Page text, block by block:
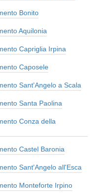
Bonito
Aquilonia
Capriglia Irpina
Caposele
Sant'Angelo a Scala
Santa Paolina
Conza della
Castel Baronia
Sant'Angelo all'Esca
Monteforte Irpino